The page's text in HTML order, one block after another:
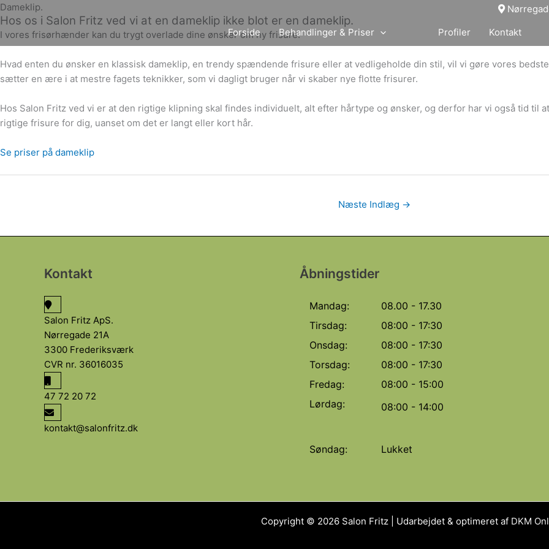
Gå
til
indholdet
Forside
Behandlinger & Priser Profiler Kontakt
Dameklip.
Hos os i Salon Fritz ved vi at en dameklip ikke blot er en dameklip.
I vores frisørhænder kan du trygt overlade dine ønsker om ny frisure.
Hvad enten du ønsker en klassisk dameklip, en trendy spændende frisure eller at vedligeholde din stil, vil vi gøre vores
sætter en ære i at mestre fagets teknikker, som vi dagligt bruger når vi skaber nye flotte frisurer.
Hos Salon Fritz ved vi er at den rigtige klipning skal findes individuelt, alt efter hårtype og ønsker, og derfor har vi også tid til
rigtige frisure for dig, uanset om det er langt eller kort hår.
Se priser på dameklip
Næste Indlæg →
Kontakt
Salon Fritz ApS.
Nørregade 21A
3300 Frederiksværk
CVR nr. 36016035
47 72 20 72
kontakt@salonfritz.dk
Åbningstider
Mandag:
08.00 - 17.30
Tirsdag:
08:00 - 17:30
Onsdag:
08:00 - 17:30
Torsdag:
08:00 - 17:30
Fredag:
08:00 - 15:00
Lørdag:
08:00 - 14:00
Søndag: Lukket
Copyright © 2026 Salon Fritz | Udarbejdet & optimeret af DKM